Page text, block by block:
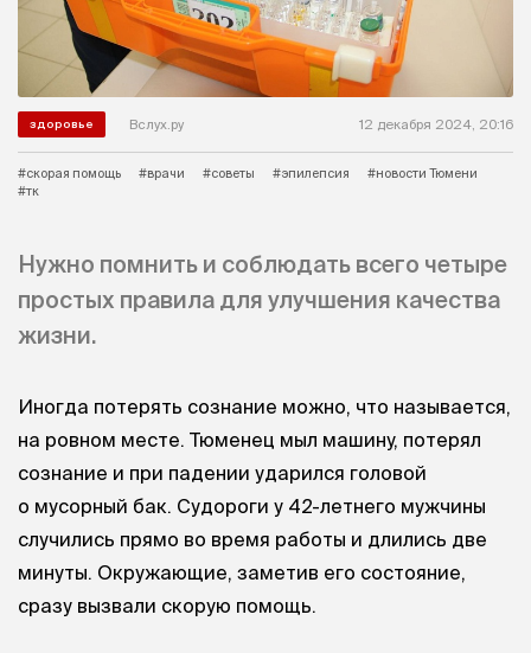
здоровье Вслух.ру 12 декабря 2024, 20:16
#скорая помощь #врачи #советы #эпилепсия
#новости Тюмени
#тк
Нужно помнить и соблюдать всего четыре
простых правила для улучшения качества
жизни.
Иногда потерять сознание можно, что называется,
на ровном месте. Тюменец мыл машину, потерял
сознание и при падении ударился головой
о мусорный бак. Судороги у 42-летнего мужчины
случились прямо во время работы и длились две
минуты. Окружающие, заметив его состояние,
сразу вызвали скорую помощь.